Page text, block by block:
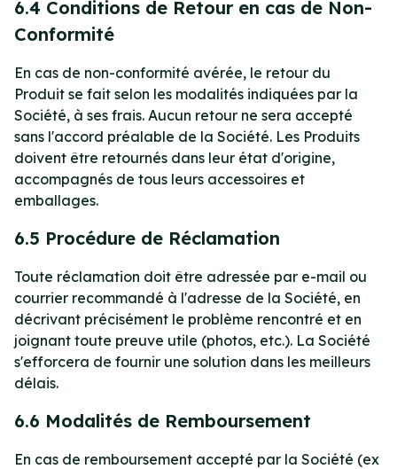
6.4 Conditions de Retour en cas de Non-
Conformité
En cas de non-conformité avérée, le retour du
Produit se fait selon les modalités indiquées par la
Société, à ses frais. Aucun retour ne sera accepté
sans l'accord préalable de la Société. Les Produits
doivent être retournés dans leur état d'origine,
accompagnés de tous leurs accessoires et
emballages.
6.5 Procédure de Réclamation
Toute réclamation doit être adressée par e-mail ou
courrier recommandé à l'adresse de la Société, en
décrivant précisément le problème rencontré et en
joignant toute preuve utile (photos, etc.). La Société
s'efforcera de fournir une solution dans les meilleurs
délais.
6.6 Modalités de Remboursement
En cas de remboursement accepté par la Société (ex